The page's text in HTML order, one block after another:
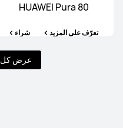
HUAWEI Pura 80
تعرّف على المزيد شراء
عرض كل